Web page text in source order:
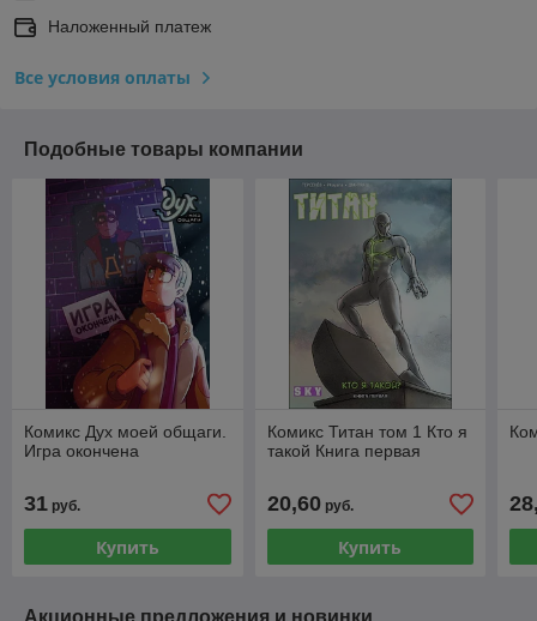
Наложенный платеж
Все условия оплаты
Подобные товары компании
Комикс Дух моей общаги.
Игра окончена
31 руб.
Купить
Комикс Титан том 1 Кто я
такой Книга первая
20,60руб.
Купить